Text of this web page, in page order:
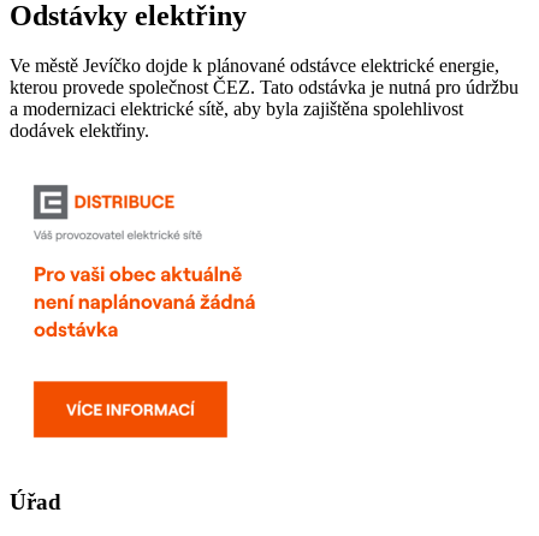
Odstávky elektřiny
Ve městě Jevíčko dojde k plánované odstávce elektrické energie,
kterou provede společnost ČEZ. Tato odstávka je nutná pro údržbu
a modernizaci elektrické sítě, aby byla zajištěna spolehlivost
dodávek elektřiny.
Úřad